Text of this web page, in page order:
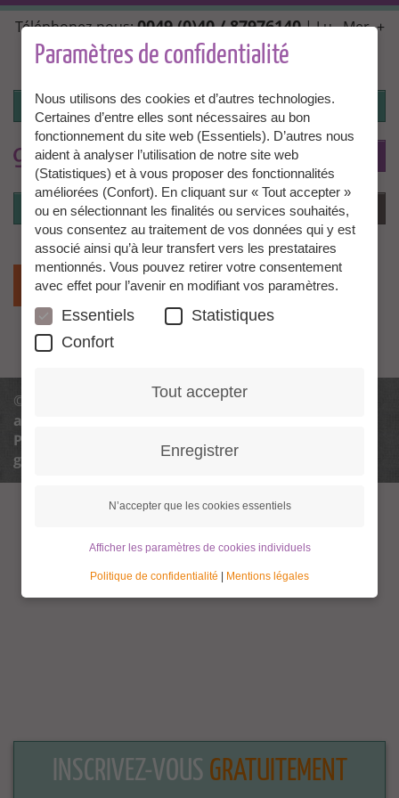
Aller
au
contenu
principal
INSCRIVEZ-VOUS GRATUITEMENT
Téléphonez-nous:0049 (0)40 / 87976140| Lu., Mer. +
Ven. 10:00 - 14:00, Ma. + Jeu. 14:00 - 18:00 |
info@granny-aupair.com
Connexion
Connexion Menu
© 2013 - 2026 Granny Aupair |info@granny-
aupair.com
Politique de confidentialité paramètres
généraux et conditions
Avis légal
Paramètres de confidentialité
Nous utilisons des cookies et d’autres technologies.
Certaines d’entre elles sont nécessaires au bon
fonctionnement du site web (Essentiels). D’autres nous
aident à analyser l’utilisation de notre site web
(Statistiques) et à vous proposer des fonctionnalités
améliorées (Confort). En cliquant sur « Tout accepter »
ou en sélectionnant les finalités ou services souhaités,
vous consentez au traitement de vos données qui y est
associé ainsi qu’à leur transfert vers les prestataires
mentionnés. Vous pouvez retirer votre consentement
avec effet pour l’avenir en modifiant vos paramètres.
Essentiels
Statistiques
Confort
Tout accepter
Enregistrer
N’accepter que les cookies essentiels
Afficher les paramètres de cookies individuels
Politique de confidentialité Mentions légales